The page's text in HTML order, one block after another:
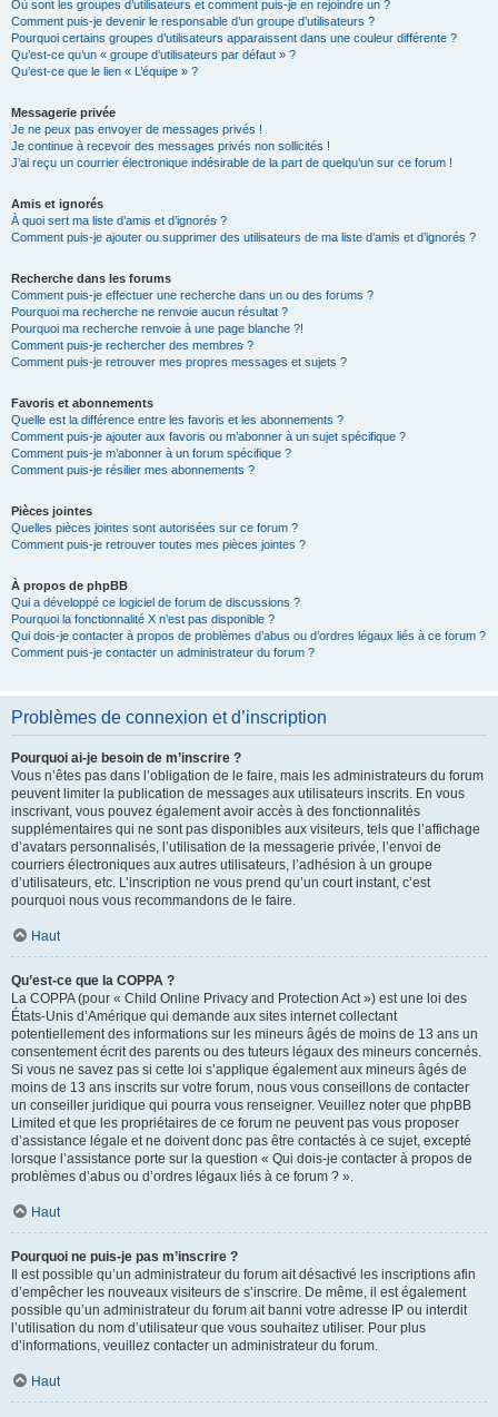
Où sont les groupes d’utilisateurs et comment puis-je en rejoindre un ?
Comment puis-je devenir le responsable d’un groupe d’utilisateurs ?
Pourquoi certains groupes d’utilisateurs apparaissent dans une couleur différente ?
Qu’est-ce qu’un « groupe d’utilisateurs par défaut » ?
Qu’est-ce que le lien « L’équipe » ?
Messagerie privée
Je ne peux pas envoyer de messages privés !
Je continue à recevoir des messages privés non sollicités !
J’ai reçu un courrier électronique indésirable de la part de quelqu’un sur ce forum !
Amis et ignorés
À quoi sert ma liste d’amis et d’ignorés ?
Comment puis-je ajouter ou supprimer des utilisateurs de ma liste d’amis et d’ignorés ?
Recherche dans les forums
Comment puis-je effectuer une recherche dans un ou des forums ?
Pourquoi ma recherche ne renvoie aucun résultat ?
Pourquoi ma recherche renvoie à une page blanche ?!
Comment puis-je rechercher des membres ?
Comment puis-je retrouver mes propres messages et sujets ?
Favoris et abonnements
Quelle est la différence entre les favoris et les abonnements ?
Comment puis-je ajouter aux favoris ou m’abonner à un sujet spécifique ?
Comment puis-je m’abonner à un forum spécifique ?
Comment puis-je résilier mes abonnements ?
Pièces jointes
Quelles pièces jointes sont autorisées sur ce forum ?
Comment puis-je retrouver toutes mes pièces jointes ?
À propos de phpBB
Qui a développé ce logiciel de forum de discussions ?
Pourquoi la fonctionnalité X n’est pas disponible ?
Qui dois-je contacter à propos de problèmes d’abus ou d’ordres légaux liés à ce forum ?
Comment puis-je contacter un administrateur du forum ?
Problèmes de connexion et d’inscription
Pourquoi ai-je besoin de m’inscrire ?
Vous n’êtes pas dans l’obligation de le faire, mais les administrateurs du forum
peuvent limiter la publication de messages aux utilisateurs inscrits. En vous
inscrivant, vous pouvez également avoir accès à des fonctionnalités
supplémentaires qui ne sont pas disponibles aux visiteurs, tels que l’affichage
d’avatars personnalisés, l’utilisation de la messagerie privée, l’envoi de
courriers électroniques aux autres utilisateurs, l’adhésion à un groupe
d’utilisateurs, etc. L’inscription ne vous prend qu’un court instant, c’est
pourquoi nous vous recommandons de le faire.
Haut
Qu’est-ce que la COPPA ?
La COPPA (pour « Child Online Privacy and Protection Act ») est une loi des
États-Unis d’Amérique qui demande aux sites internet collectant
potentiellement des informations sur les mineurs âgés de moins de 13 ans un
consentement écrit des parents ou des tuteurs légaux des mineurs concernés.
Si vous ne savez pas si cette loi s’applique également aux mineurs âgés de
moins de 13 ans inscrits sur votre forum, nous vous conseillons de contacter
un conseiller juridique qui pourra vous renseigner. Veuillez noter que phpBB
Limited et que les propriétaires de ce forum ne peuvent pas vous proposer
d’assistance légale et ne doivent donc pas être contactés à ce sujet, excepté
lorsque l’assistance porte sur la question « Qui dois-je contacter à propos de
problèmes d’abus ou d’ordres légaux liés à ce forum ? ».
Haut
Pourquoi ne puis-je pas m’inscrire ?
Il est possible qu’un administrateur du forum ait désactivé les inscriptions afin
d’empêcher les nouveaux visiteurs de s’inscrire. De même, il est également
possible qu’un administrateur du forum ait banni votre adresse IP ou interdit
l’utilisation du nom d’utilisateur que vous souhaitez utiliser. Pour plus
d’informations, veuillez contacter un administrateur du forum.
Haut